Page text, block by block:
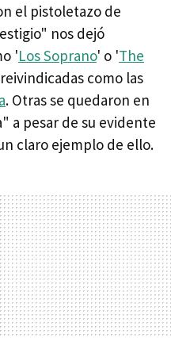
el pistoletazo de
nos dejó
'Los Soprano' o 'The
como las
. Otras se quedaron en
a pesar de su evidente
claro ejemplo de ello.